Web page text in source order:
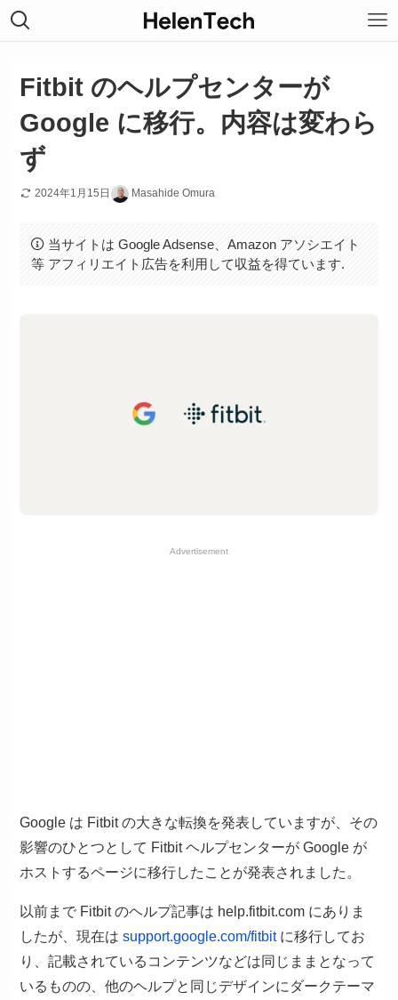
Fitbit のヘルプセンターが
Google に移行。内容は変わら
ず
2024年1月15日 Masahide Omura
当サイトは Google Adsense、Amazon アソシエイト
等 アフィリエイト広告を利用して収益を得ています.
Advertisement
Google は Fitbit の大きな転換を発表していますが、その
影響のひとつとして Fitbit ヘルプセンターが Google が
ホストするページに移行したことが発表されました。
以前まで Fitbit のヘルプ記事は help.fitbit.com にありま
したが、現在はsupport.google.com/fitbitに移行してお
り、記載されているコンテンツなどは同じままとなって
いるものの、他のヘルプと同じデザインにダークテーマ